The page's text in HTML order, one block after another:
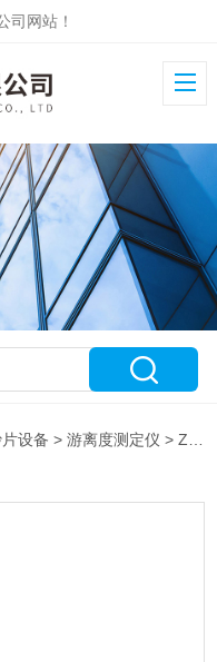
司网站！
设备 >游离度测定仪 > ZB-CSF纸浆游离度测定仪